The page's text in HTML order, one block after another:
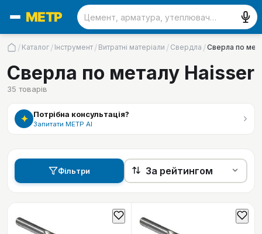
/ Каталог / Інструмент / Витратні матеріали / Свердла /Сверла по
Сверла по металу Haisser
35 товарів
✦ Потрібна консультація?
Запитати МЕТР АІ ›
Фільтри